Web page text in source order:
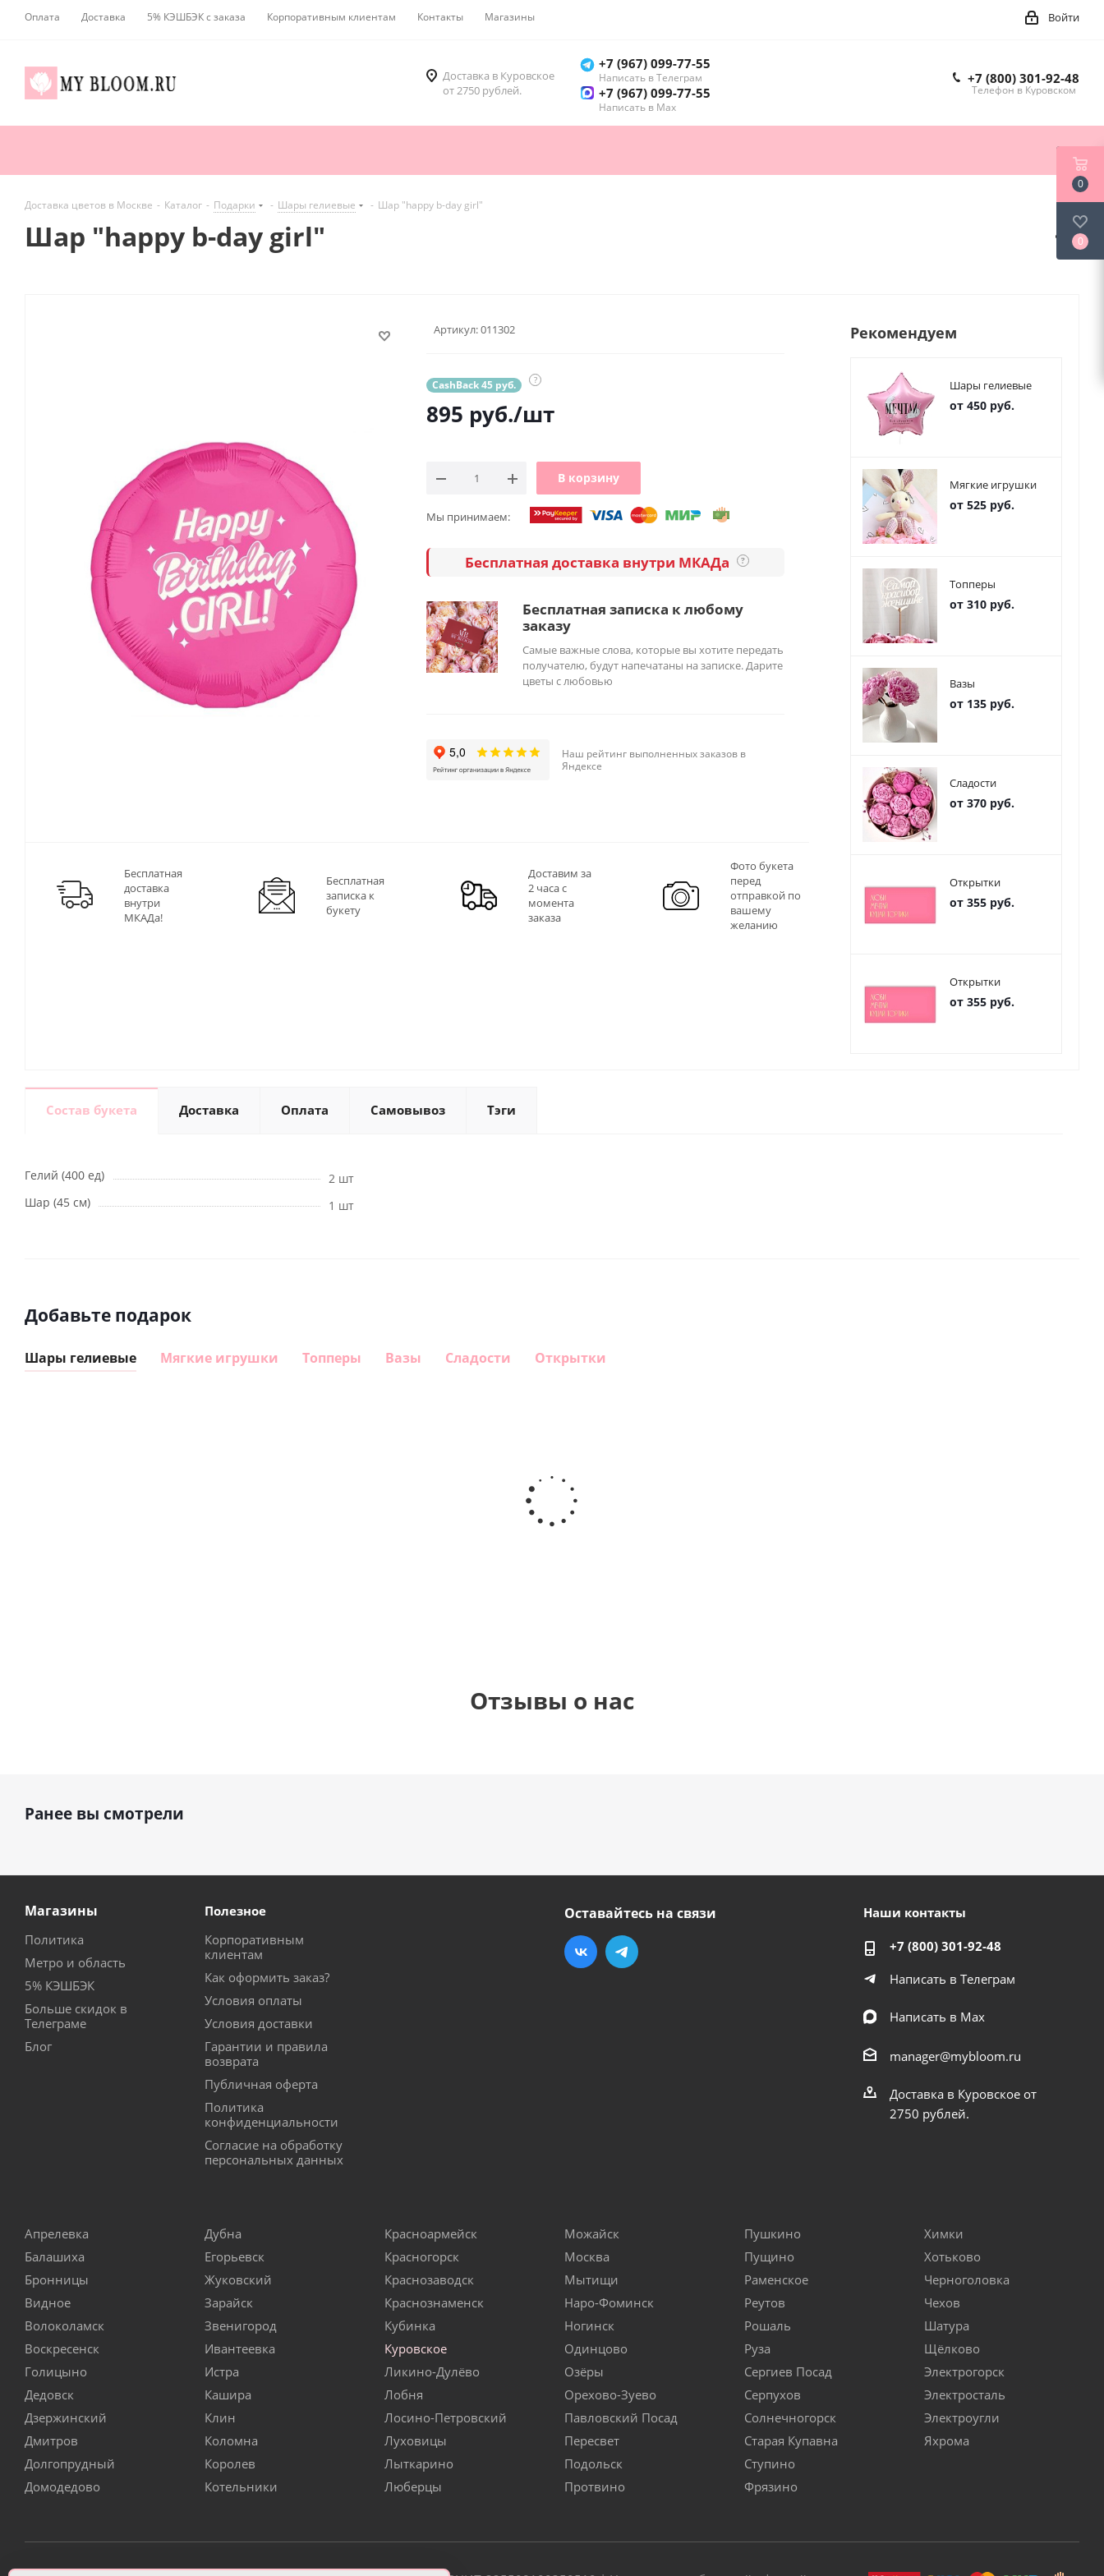
Оплата Доставка 5% КЭШБЭК с заказа Корпоративным клиентам Контакты Магазины Войти
Доставка в Куровское
от 2750 рублей.
+7 (967) 099-77-55
Написать в Телеграм
+7 (967) 099-77-55
Написать в Мах
+7 (800) 301-92-48
Телефон в Куровском
Доставка цветов в Москве - Каталог - Подарки - Шары гелиевые - Шар "happy b-day girl"
Шар "happy b-day girl"
Артикул:011302
CashBack 45 руб. ?
895 руб./шт
В корзину
Мы принимаем:
Бесплатная доставка внутри МКАДа ?
Бесплатная записка к любому
заказу
Самые важные слова, которые вы хотите передать
получателю, будут напечатаны на записке. Дарите
цветы с любовью
Наш рейтинг выполненных заказов в
Яндексе
Бесплатная
доставка
внутри
МКАДа!
Бесплатная
записка к
букету
Доставим за
2 часа с
момента
заказа
Фото букета
перед
отправкой по
вашему
желанию
Рекомендуем
Шары гелиевые
от 450 руб.
Мягкие игрушки
от 525 руб.
Топперы
от 310 руб.
Вазы
от 135 руб.
Сладости
от 370 руб.
Открытки
от 355 руб.
Открытки
от 355 руб.
Состав букета Доставка Оплата Самовывоз Тэги
Гелий (400 ед)
2 шт
Шар (45 см)
1 шт
Добавьте подарок
Шары гелиевые Мягкие игрушки Топперы Вазы Сладости Открытки
гелиевый
цифра 1
(40х102
Отзывы о нас
Ранее вы смотрели
Магазины
Политика
Метро и область
5% КЭШБЭК
Больше скидок в
Телеграме
Блог
Полезное
Корпоративным
клиентам
Как оформить заказ?
Условия оплаты
Условия доставки
Гарантии и правила
возврата
Публичная оферта
Политика
конфиденциальности
Согласие на обработку
персональных данных
Оставайтесь на связи Наши контакты
+7 (800) 301-92-48
Написать в Телеграм
Написать в Мах
manager@mybloom.ru
Доставка в Куровское от
2750 рублей.
Апрелевка
Балашиха
Бронницы
Видное
Волоколамск
Воскресенск
Голицыно
Дедовск
Дзержинский
Дмитров
Долгопрудный
Домодедово
Дубна
Егорьевск
Жуковский
Зарайск
Звенигород
Ивантеевка
Истра
Кашира
Клин
Коломна
Королев
Котельники
Красноармейск
Красногорск
Краснозаводск
Краснознаменск
Кубинка
Куровское
Ликино-Дулёво
Лобня
Лосино-Петровский
Луховицы
Лыткарино
Люберцы
Можайск
Москва
Мытищи
Наро-Фоминск
Ногинск
Одинцово
Озёры
Орехово-Зуево
Павловский Посад
Пересвет
Подольск
Протвино
Пушкино
Пущино
Раменское
Реутов
Рошаль
Руза
Сергиев Посад
Серпухов
Солнечногорск
Старая Купавна
Ступино
Фрязино
Химки
Хотьково
Черноголовка
Чехов
Шатура
Щёлково
Электрогорск
Электросталь
Электроугли
Яхрома
0
0